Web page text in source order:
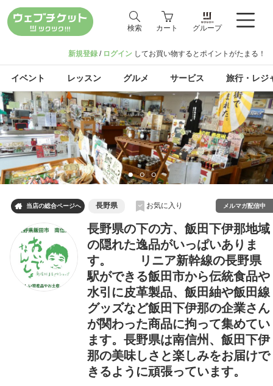
検索 カート グループ
新規登録 / ログイン してお買い物するとポイントがたまる！
イベント レッスン グルメ サービス 旅行・レジ
 当店の総合ページへ 長野県 お気に入り メルマガ配信中
長野県の下の方、飯田下伊那地域
の隠れた逸品がいっぱいありま
す。 リニア新幹線の長野県
駅ができる飯田市から伝統食品や
水引に皮革製品、飯田紬や飯田線
グッズなど飯田下伊那の企業さん
が関わった商品に拘って集めてい
ます。長野県は南信州、飯田下伊
那の美味しさと楽しみをお届けで
きるように頑張っています。